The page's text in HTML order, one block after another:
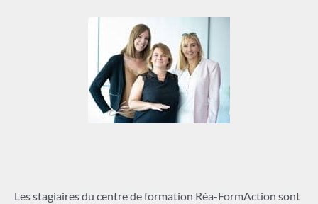
Les stagiaires du centre de formation Réa-FormAction sont